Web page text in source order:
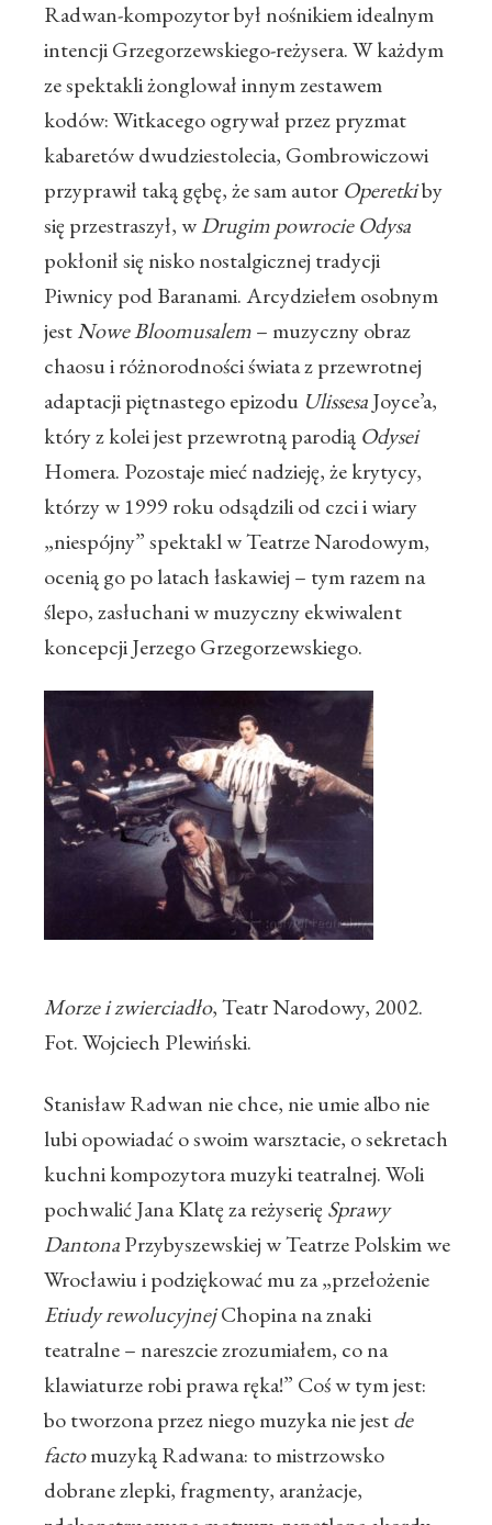
Radwan-kompozytor był nośnikiem idealnym
intencji Grzegorzewskiego-reżysera. W każdym
ze spektakli żonglował innym zestawem
kodów: Witkacego ogrywał przez pryzmat
kabaretów dwudziestolecia, Gombrowiczowi
przyprawił taką gębę, że sam autor Operetkiby
się przestraszył, wDrugim powrocie Odysa
pokłonił się nisko nostalgicznej tradycji
Piwnicy pod Baranami. Arcydziełem osobnym
jestNowe Bloomusalem– muzyczny obraz
chaosu i różnorodności świata z przewrotnej
adaptacji piętnastego epizodu UlissesaJoyce’a,
który z kolei jest przewrotną parodią Odysei
Homera. Pozostaje mieć nadzieję, że krytycy,
którzy w 1999 roku odsądzili od czci i wiary
„niespójny” spektakl w Teatrze Narodowym,
ocenią go po latach łaskawiej – tym razem na
ślepo, zasłuchani w muzyczny ekwiwalent
koncepcji Jerzego Grzegorzewskiego.
Morze i zwierciadło, Teatr Narodowy, 2002.
Fot. Wojciech Plewiński.
Stanisław Radwan nie chce, nie umie albo nie
lubi opowiadać o swoim warsztacie, o sekretach
kuchni kompozytora muzyki teatralnej. Woli
pochwalić Jana Klatę za reżyserię Sprawy
DantonaPrzybyszewskiej w Teatrze Polskim we
Wrocławiu i podziękować mu za „przełożenie
Etiudy rewolucyjnejChopina na znaki
teatralne – nareszcie zrozumiałem, co na
klawiaturze robi prawa ręka!” Coś w tym jest:
bo tworzona przez niego muzyka nie jestde
factomuzyką Radwana: to mistrzowsko
dobrane zlepki, fragmenty, aranżacje,